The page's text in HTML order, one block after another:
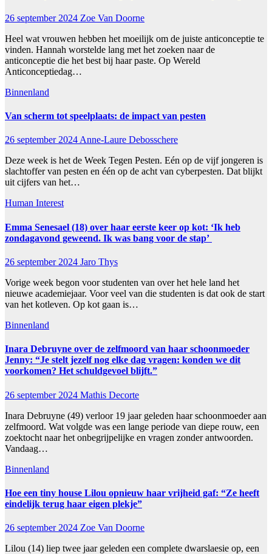
26 september 2024 Zoe Van Doorne
Heel wat vrouwen hebben het moeilijk om de juiste anticonceptie te
vinden. Hannah worstelde lang met het zoeken naar de
anticonceptie die het best bij haar paste. Op Wereld
Anticonceptiedag…
Binnenland
Van scherm tot speelplaats: de impact van pesten
26 september 2024Anne-Laure Debosschere
Deze week is het de Week Tegen Pesten. Eén op de vijf jongeren is
slachtoffer van pesten en één op de acht van cyberpesten. Dat blijkt
uit cijfers van het…
Human Interest
Emma Senesael (18) over haar eerste keer op kot: ‘Ik heb
zondagavond geweend. Ik was bang voor de stap’
26 september 2024 Jaro Thys
Vorige week begon voor studenten van over het hele land het
nieuwe academiejaar. Voor veel van die studenten is dat ook de start
van het kotleven. Op kot gaan is…
Binnenland
Inara Debruyne over de zelfmoord van haar schoonmoeder
Jenny: “Je stelt jezelf nog elke dag vragen: konden we dit
voorkomen? Het schuldgevoel blijft.”
26 september 2024 Mathis Decorte
Inara Debruyne (49) verloor 19 jaar geleden haar schoonmoeder aan
zelfmoord. Wat volgde was een lange periode van diepe rouw, een
zoektocht naar het onbegrijpelijke en vragen zonder antwoorden.
Vandaag…
Binnenland
Hoe een tiny house Lilou opnieuw haar vrijheid gaf: “Ze heeft
eindelijk terug haar eigen plekje”
26 september 2024 Zoe Van Doorne
Lilou (14) liep twee jaar geleden een complete dwarslaesie op, een